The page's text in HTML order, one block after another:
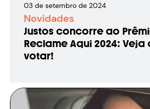
03 de setembro de 2024
Novidades
Justos concorre ao
Reclame Aqui 2024: Veja
votar!